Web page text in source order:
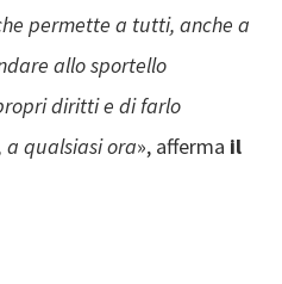
permette a tutti, anche a
allo sportello
diritti e di farlo
a qualsiasi ora», afferma il